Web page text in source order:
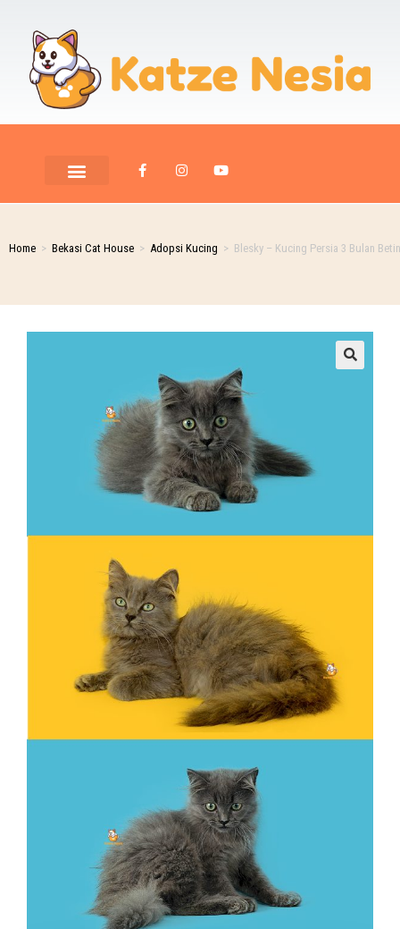
Home > Bekasi Cat House > Adopsi Kucing > Blesky – Kucing Persia 3 Bulan